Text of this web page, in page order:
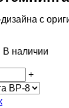
с
В наличии
+